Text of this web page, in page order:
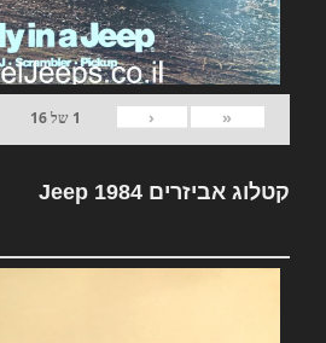
«
‹
1 של16
קטלוג אביזרים Jeep 1984